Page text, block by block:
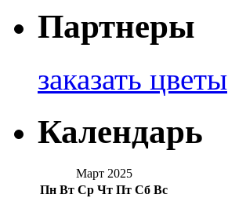
Партнеры
заказать цветы
Календарь
Март 2025
Пн Вт Ср Чт Пт Сб Вс